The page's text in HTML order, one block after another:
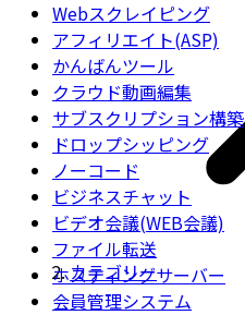
Webスクレイピング
アフィリエイト(ASP)
かんばんツール
クラウド動画編集
サブスクリプション構築
ドロップシッピング
ノーコード
ビジネスチャット
ビデオ会議(WEB会議)
ファイル転送
ホスティングサーバー
会員管理システム
カテゴリー